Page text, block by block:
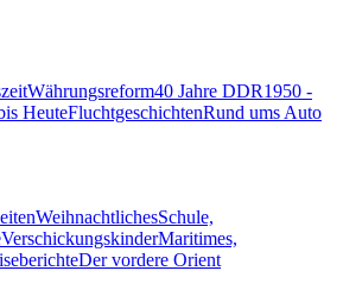
Währungsreform40 Jahre DDR1950 -
HeuteFluchtgeschichtenRund ums Auto
WeihnachtlichesSchule,
VerschickungskinderMaritimes,
Der vordere Orient